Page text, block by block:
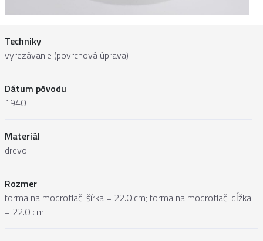
Techniky
vyrezávanie (povrchová úprava)
Dátum pôvodu
1940
Materiál
drevo
Rozmer
forma na modrotlač: šírka = 22.0 cm; forma na modrotlač: dĺžka
= 22.0 cm